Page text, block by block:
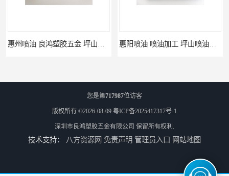
坑梓喷油 喷涂加工 惠州电视盒喷涂 坪地喷油 加工厂 坪地手机壳喷油加工厂
您是第717987位访客
版权所有 ©2026-08-09 粤ICP备2025417317号-1
深圳市良鸿塑胶五金有限公司 保留所有权利.
技术支持： 八方资源网 免责声明 管理员入口 网站地图